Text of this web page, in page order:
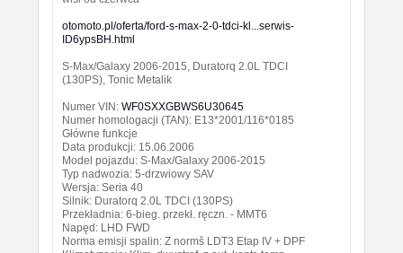
otomoto.pl/oferta/ford-s-max-2-0-tdci-kl...serwis-
ID6ypsBH.html
S-Max/Galaxy 2006-2015, Duratorq 2.0L TDCI
(130PS), Tonic Metalik
Numer VIN: WF0SXXGBWS6U30645
Numer homologacji (TAN): E13*2001/116*0185
Główne funkcje
Data produkcji: 15.06.2006
Model pojazdu: S-Max/Galaxy 2006-2015
Typ nadwozia: 5-drzwiowy SAV
Wersja: Seria 40
Silnik: Duratorq 2.0L TDCI (130PS)
Przekładnia: 6-bieg. przekł. ręczn. - MMT6
Napęd: LHD FWD
Norma emisji spalin: Z normš LDT3 Etap IV + DPF